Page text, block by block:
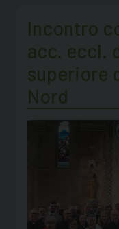
Incontro
acc. eccl.
superiore
Nord